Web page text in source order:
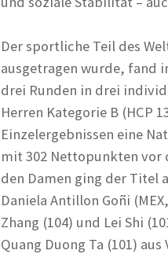
Der sportliche Teil des
ausgetragen wurde, fand
drei Runden in drei
Herren Kategorie B (HCP
Einzelergebnissen eine
mit 302 Nettopunkten vor
den Damen ging der Titel
Daniela Antillon Goñi
Zhang (104) und Lei Shi
Quang Duong Ta (101)